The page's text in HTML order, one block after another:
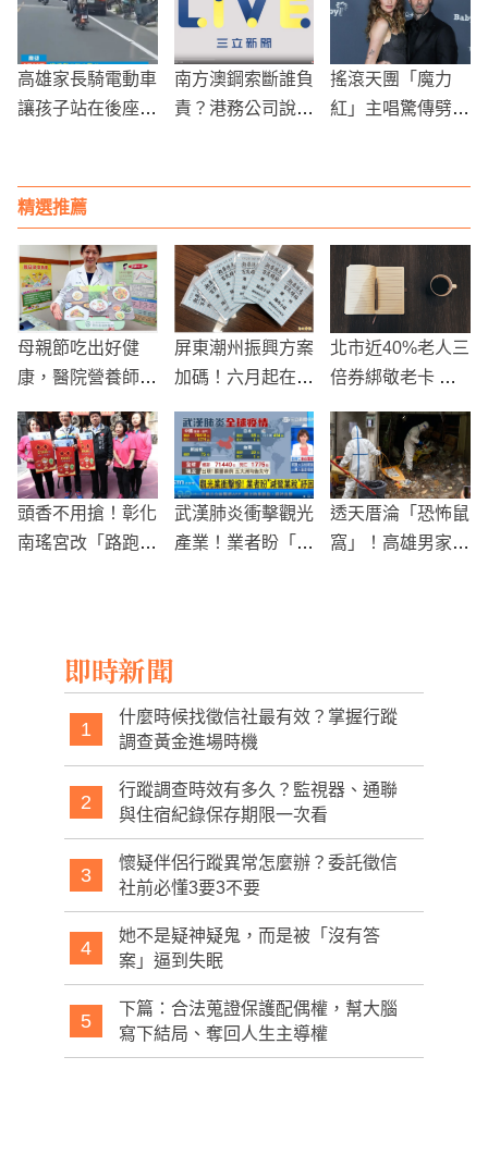
高雄家長騎電動車
讓孩子站在後座
南方澳鋼索斷誰負
責？港務公司說詞
搖滾天團「魔力
紅」主唱驚傳劈腿
精選推薦
母親節吃出好健
康，醫院營養師推
屏東潮州振興方案
加碼！六月起在潮
一卡通
北市近40%老人三
倍券綁敬老卡 柯
調換來的
頭香不用搶！彰化
南瑤宮改「路跑拜
武漢肺炎衝擊觀光
產業！業者盼「減
透天厝淪「恐怖鼠
窩」！高雄男家中
即時新聞
1
什麼時候找徵信社最有效？掌握行蹤
調查黃金進場時機
2
行蹤調查時效有多久？監視器、通聯
與住宿紀錄保存期限一次看
3
懷疑伴侶行蹤異常怎麼辦？委託徵信
社前必懂3要3不要
4
她不是疑神疑鬼，而是被「沒有答
案」逼到失眠
5
下篇：合法蒐證保護配偶權，幫大腦
寫下結局、奪回人生主導權